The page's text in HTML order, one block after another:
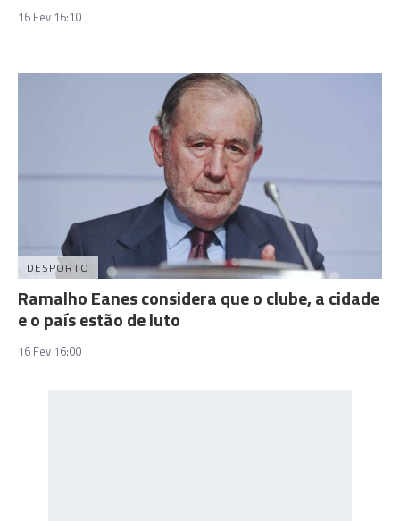
16 Fev 16:10
DESPORTO
Ramalho Eanes considera que o clube, a cidade
e o país estão de luto
16 Fev 16:00